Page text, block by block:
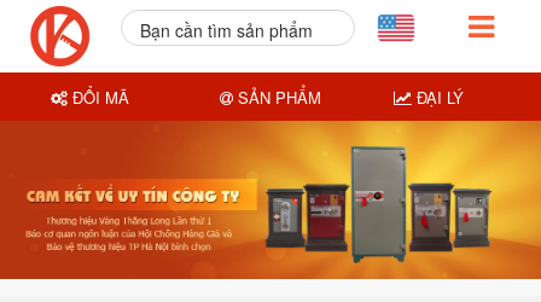
Bạn cần tìm sản phẩm
ĐỔI MÃ SẢN PHẨM ĐẠI LÝ